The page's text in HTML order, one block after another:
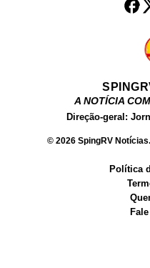
registro
A NOTÍCIA
Direção-geral:
© 2026 SpingRV
Política